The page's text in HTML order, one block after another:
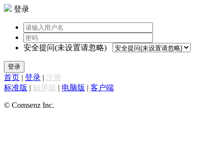
登录
安全提问(未设置请忽略)
登录
首页 | 登录 | 注册
标准版 | 触屏版 | 电脑版 | 客户端
© Comsenz Inc.